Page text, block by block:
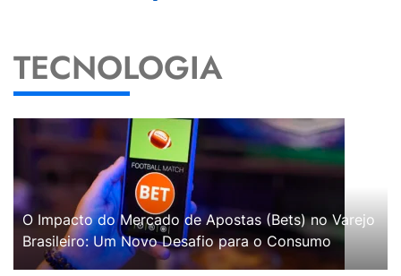
TECNOLOGIA
O Impacto do Mercado de Apostas (Bets) no Varejo
Brasileiro: Um Novo Desafio para o Consumo